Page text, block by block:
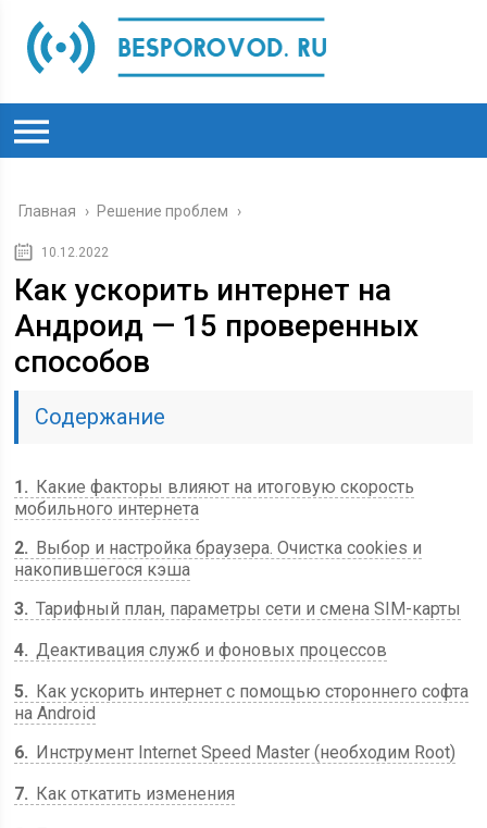
Главная › Решение проблем ›
10.12.2022
Как ускорить интернет на
Андроид — 15 проверенных
способов
Содержание
1
Какие факторы влияют на итоговую скорость
мобильного интернета
2
Выбор и настройка браузера. Очистка cookies и
накопившегося кэша
3 Тарифный план, параметры сети и смена SIM-карты
4 Деактивация служб и фоновых процессов
5
Как ускорить интернет с помощью стороннего софта
на Android
6
Инструмент Internet Speed Master (необходим Root)
7
Как откатить изменения